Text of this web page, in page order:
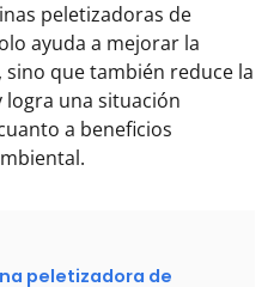
peletizadoras de
ayuda a mejorar la
que también reduce la
una situación
a beneficios
peletizadora de